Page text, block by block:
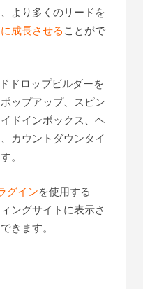
より多くのリードを
成長させることがで
ドロップビルダーを
ップアップ、スピン
ドインボックス、ヘ
カウントダウンタイ
。
グインを使用する
ングサイトに表示さ
きます。